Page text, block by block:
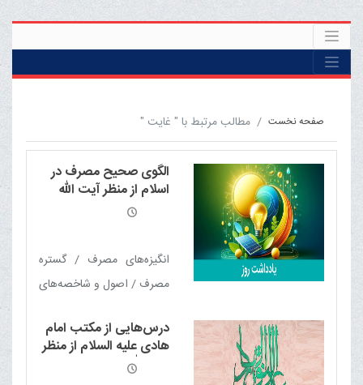
صفحه نخست مطالب مرتبط با " غایت "
الگوی صحیح مصرف در
اسلام از منظر آیت الله
العظمی مکارم شیرازی مدّ
انگیزه‌های مصرف / گستره
مصرف / اصول و شاخصه‌های
ممنوع
درس‌هایی از مکتب امام
هادی علیه السلام از منظر
آیت الله العظمی مکارم